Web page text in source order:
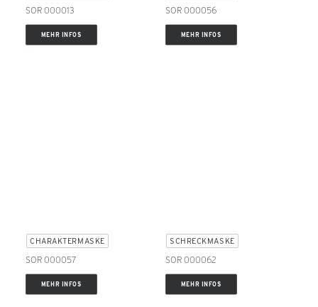
SOR 000013
MEHR INFOS
SOR 000056
MEHR INFOS
CHARAKTERMASKE
SOR 000057
MEHR INFOS
SCHRECKMASKE
SOR 000062
MEHR INFOS